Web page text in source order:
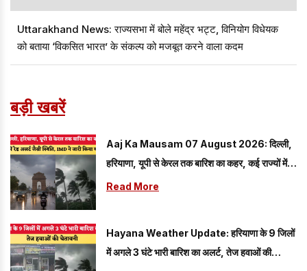
Uttarakhand News: राज्यसभा में बोले महेंद्र भट्ट, विनियोग विधेयक
को बताया ‘विकसित भारत’ के संकल्प को मजबूत करने वाला कदम
बड़ी खबरें
Aaj Ka Mausam 07 August 2026: दिल्ली,
हरियाणा, यूपी से केरल तक बारिश का कहर, कई राज्यों में
रेड अलर्ट जैसी स्थिति, IMD ने जारी किया बड़ा अपडेट
Read More
Hayana Weather Update: हरियाणा के 9 जिलों
में अगले 3 घंटे भारी बारिश का अलर्ट, तेज हवाओं की